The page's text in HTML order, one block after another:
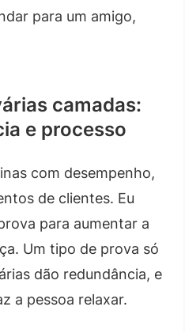
para um amigo,
camadas:
e processo
com desempenho,
de clientes. Eu
para aumentar a
Um tipo de prova só
dão redundância, e
a pessoa relaxar.